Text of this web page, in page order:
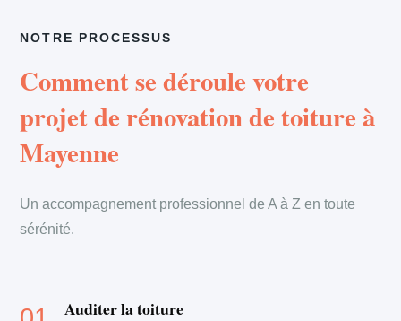
NOTRE PROCESSUS
Comment se déroule votre
projet de rénovation de toiture à
Mayenne
Un accompagnement professionnel de A à Z en toute
sérénité.
Auditer la toiture